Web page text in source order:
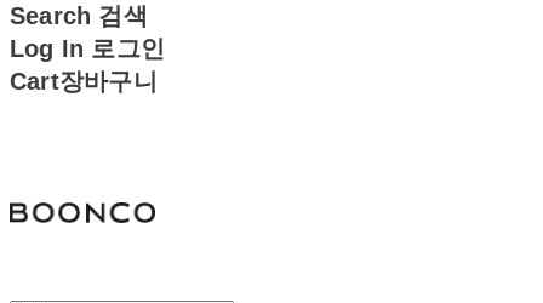
Search 검색
Log In 로그인
Cart장바구니